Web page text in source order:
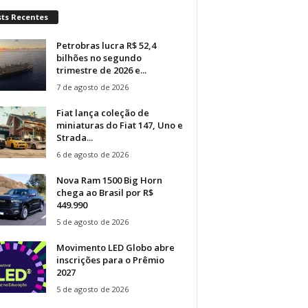
Recentes
Petrobras lucra R$ 52,4
bilhões no segundo
trimestre de 2026 e...
7 de agosto de 2026
Fiat lança coleção de
miniaturas do Fiat 147, Uno e
Strada...
6 de agosto de 2026
Nova Ram 1500 Big Horn
chega ao Brasil por R$
449.990
5 de agosto de 2026
Movimento LED Globo abre
inscrições para o Prêmio
2027
5 de agosto de 2026